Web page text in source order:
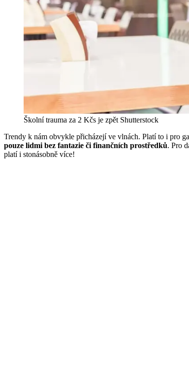
Školní trauma za 2 Kčs je zpět Shutterstock
Trendy k nám obvykle přicházejí ve vlnách. Platí to i pro
pouze lidmi bez fantazie či finančních prostředků. Pro
platí i stonásobně více!